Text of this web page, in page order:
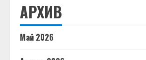
АРХИВ
Май 2026